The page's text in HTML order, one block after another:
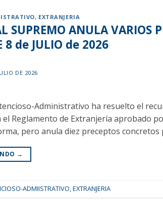
, EXTRANJERIA
SUPREMO ANULA VARIOS
8 de JULIO de 2026
DE 2026
Administrativo ha resuelto el
Reglamento de Extranjería aprobado
pero anula diez preceptos
→
ADMIISTRATIVO,EXTRANJERIA